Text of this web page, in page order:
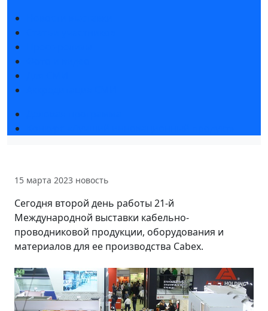
15 марта 2023 новость
Сегодня второй день работы 21-й
Международной выставки кабельно-
проводниковой продукции, оборудования и
материалов для ее производства Cabex.